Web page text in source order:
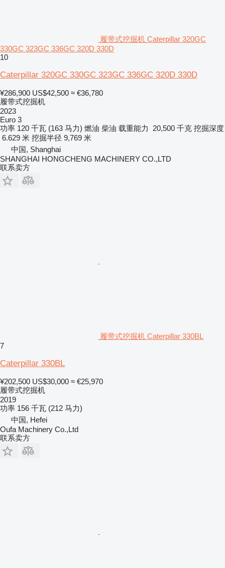
履带式挖掘机 Caterpillar 320GC
330GC 323GC 336GC 320D 330D
10
Caterpillar 320GC 330GC 323GC 336GC 320D 330D
¥286,900 US$42,500 ≈ €36,780
履带式挖掘机
2023
Euro 3
功率 120 千瓦 (163 马力) 燃油 柴油 载重能力 20,500 千克 挖掘深度
6.629 米 挖掘半径 9,769 米
中国, Shanghai
SHANGHAI HONGCHENG MACHINERY CO.,LTD
联系卖方
履带式挖掘机 Caterpillar 330BL
7
Caterpillar 330BL
¥202,500 US$30,000 ≈ €25,970
履带式挖掘机
2019
功率 156 千瓦 (212 马力)
中国, Hefei
Oufa Machinery Co.,Ltd
联系卖方